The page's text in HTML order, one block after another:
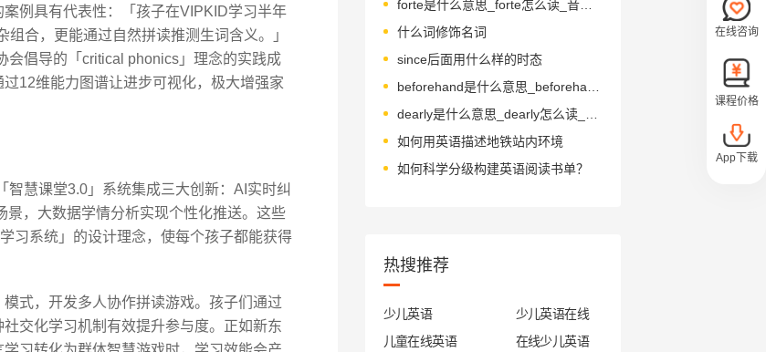
例具有代表性：「孩子在VIPKID学习半年
合，更能通过自然拼读推测生词含义。」
会倡导的「critical phonics」理念的实践成
12维能力图谱让进步可视化，极大增强家
慧课堂3.0」系统集成三大创新：AI实时纠
，大数据学情分析实现个性化推送。这些
习系统」的设计理念，使每个孩子都能获得
式，开发多人协作拼读游戏。孩子们通过
交化学习机制有效提升参与度。正如新东
forte是什么意思_forte怎么读_音标'fɔ-teɪ
什么词修饰名词
since后面用什么样的时态
如何用英语描述地铁站内环境
如何科学分级构建英语阅读书单？
热搜推荐
少儿英语
少儿英语在线
儿童在线英语
在线少儿英语
在线咨询
课程价格
App下载